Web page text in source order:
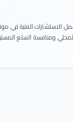
الاستشارات الفنية في
ومنافسة السلع